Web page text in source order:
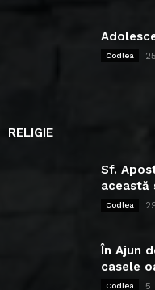
Codlea
RELIGIE
Sf.
această
Codlea
În Ajun
casele
Codlea 5